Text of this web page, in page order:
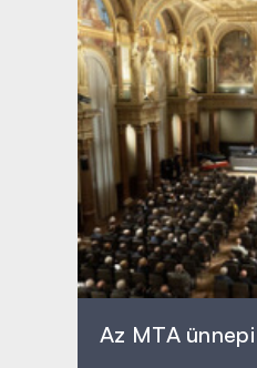
Az MTA